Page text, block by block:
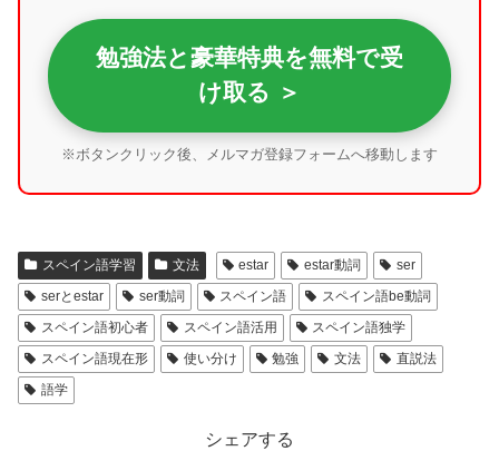
勉強法と豪華特典を無料で受
け取る ＞
※ボタンクリック後、メルマガ登録フォームへ移動します
スペイン語学習 文法 estar estar動詞
ser
serとestar
ser動詞 スペイン語
スペイン語be動詞
スペイン語初心者
スペイン語活用
スペイン語独学
スペイン語現在形
使い分け 勉強 文法
直説法
語学
シェアする